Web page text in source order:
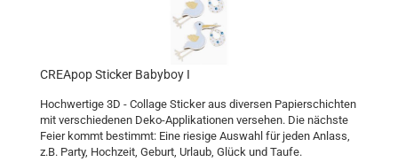
CREA­pop Sti­cker Ba­by­boy I
Hoch­wer­ti­ge 3D - Col­la­ge Sti­cker aus di­ver­sen Pa­pier­schich­ten
mit ver­schie­de­nen Deko-​Applikationen ver­se­hen. Die nächs­te
Feier kommt be­stimmt: Eine rie­si­ge Aus­wahl für jeden An­lass,
z.B. Party, Hoch­zeit, Ge­burt, Ur­laub, Glück und Taufe.